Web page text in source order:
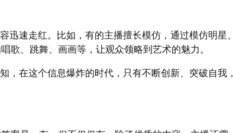
迅速走红。比如，有的主播擅长模仿，通过模仿明星、
歌、跳舞、画画等，让观众领略到艺术的魅力。
，在这个信息爆炸的时代，只有不断创新、突破自我，